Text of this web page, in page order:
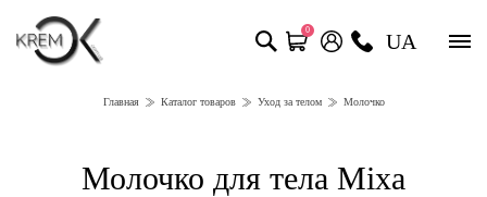
0 UA
Главная Каталог товаров Уход за телом Молочко
Молочко для тела Mixa